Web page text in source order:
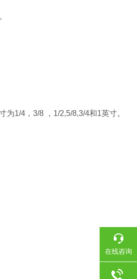
1/4，3/8 ，1/2,5/8,3/4和1英寸。
在线咨询